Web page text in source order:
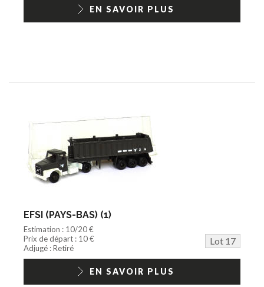
EN SAVOIR PLUS
EFSI (PAYS-BAS) (1)
Estimation : 10/20 €
Prix de départ : 10 €
Lot 17
Adjugé : Retiré
EN SAVOIR PLUS